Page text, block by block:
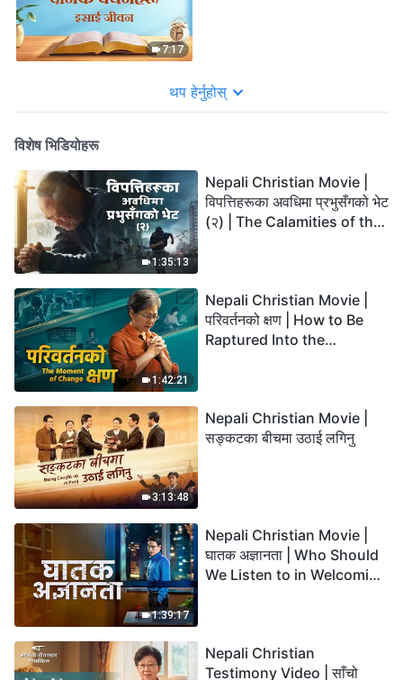
7:17
थप हेर्नुहोस्
विशेष भिडियोहरू
1:35:13
Nepali Christian Movie |
विपत्तिहरूका अवधिमा प्रभुसँगको भेट
(२) | The Calamities of the
1:42:21
Nepali Christian Movie |
परिवर्तनको क्षण | How to Be
Raptured Into the
3:13:48
Nepali Christian Movie |
सङ्कटका बीचमा उठाई लगिनु
1:39:17
Nepali Christian Movie |
घातक अज्ञानता | Who Should
We Listen to in Welcoming
Nepali Christian
Testimony Video | साँचो